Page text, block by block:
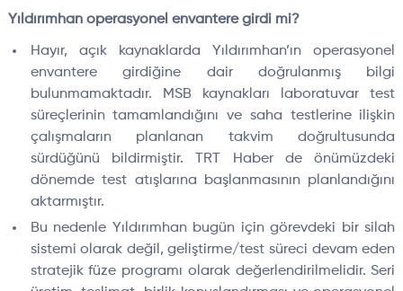
Yıldırımhan operasyonel envantere girdi mi?
Hayır, açık kaynaklarda Yıldırımhan’ın operasyonel
envantere girdiğine dair doğrulanmış bilgi
bulunmamaktadır. MSB kaynakları laboratuvar test
süreçlerinin tamamlandığını ve saha testlerine ilişkin
çalışmaların planlanan takvim doğrultusunda
sürdüğünü bildirmiştir. TRT Haber de önümüzdeki
dönemde test atışlarına başlanmasının planlandığını
aktarmıştır.
Bu nedenle Yıldırımhan bugün için görevdeki bir silah
sistemi olarak değil, geliştirme/test süreci devam eden
stratejik füze programı olarak değerlendirilmelidir. Seri